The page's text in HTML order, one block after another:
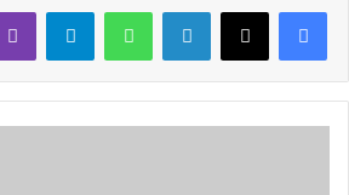
لينكدإن واتساب تيلقرام